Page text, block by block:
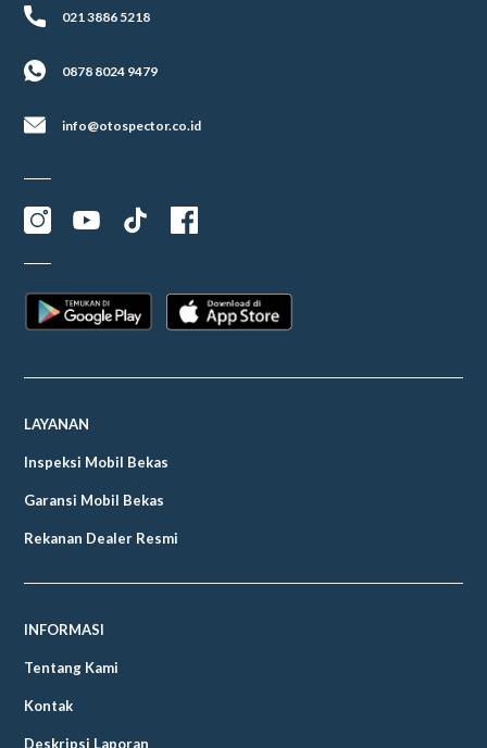
021 3886 5218
0878 8024 9479
info@otospector.co.id
LAYANAN
Inspeksi Mobil Bekas
Garansi Mobil Bekas
Rekanan Dealer Resmi
INFORMASI
Tentang Kami
Kontak
Deskripsi Laporan